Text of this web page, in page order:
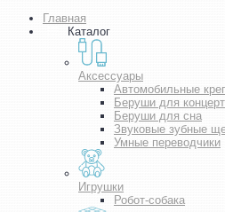
Главная
Каталог
Аксессуары
Автомобильные
Беруши для
Беруши для сна
Звуковые зубные
Умные переводчики
Игрушки
Робот-собака